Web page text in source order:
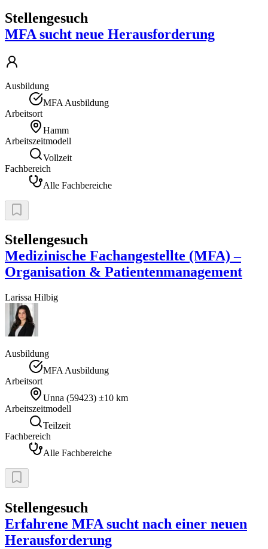
Stellengesuch
MFA sucht neue Herausforderung
Ausbildung
MFA Ausbildung
Arbeitsort
Hamm
Arbeitszeitmodell
Vollzeit
Fachbereich
Alle Fachbereiche
Stellengesuch
Medizinische Fachangestellte (MFA) –
Organisation & Patientenmanagement
Larissa Hilbig
Ausbildung
MFA Ausbildung
Arbeitsort
Unna (59423) ±10 km
Arbeitszeitmodell
Teilzeit
Fachbereich
Alle Fachbereiche
Stellengesuch
Erfahrene MFA sucht nach einer neuen
Herausforderung